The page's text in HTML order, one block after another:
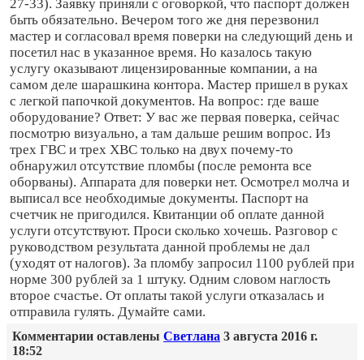
27-33). Заявку приняли с оговоркой, что паспорт должен
быть обязательно. Вечером того же дня перезвонил
мастер и согласовал время поверки на следующий день и
посетил нас в указанное время. Но казалось такую
услугу оказывают лицензированные компании, а на
самом деле шарашкина контора. Мастер пришел в руках
с легкой папочкой документов. На вопрос: где ваше
оборудование? Ответ: У вас же первая поверка, сейчас
посмотрю визуально, а там дальше решим вопрос. Из
трех ГВС и трех ХВС только на двух почему-то
обнаружил отсутствие пломбы (после ремонта все
оборваны). Аппарата для поверки нет. Осмотрел молча и
выписал все необходимые документы. Паспорт на
счетчик не пригодился. Квитанции об оплате данной
услуги отсутствуют. Проси сколько хочешь. Разговор с
руководством результата данной проблемы не дал
(уходят от налогов). За пломбу запросил 1100 рублей при
норме 300 рублей за 1 штуку. Одним словом наглость
второе счастье. От оплаты такой услуги отказалась и
отправила гулять. Думайте сами.
Комментарии оставлены Светлана 3 августа 2016 г.
18:52